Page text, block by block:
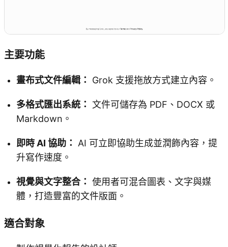
主要功能
畫布式文件編輯： Grok 支援拖放方式建立內容。
多格式匯出系統： 文件可儲存為 PDF、DOCX 或
Markdown。
即時 AI 協助：
AI 可立即協助生成並潤飾內容，提
升寫作速度。
視覺與文字整合： 使用者可混合圖表、文字與媒
體，打造豐富的文件版面。
適合對象